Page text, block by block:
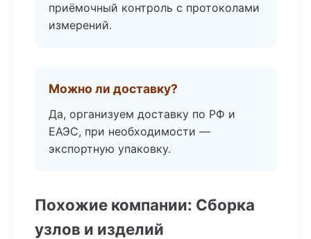
приёмочный контроль с протоколами
измерений.
Можно ли доставку?
Да, организуем доставку по РФ и
ЕАЭС, при необходимости —
экспортную упаковку.
Похожие компании: Сборка
узлов и изделий